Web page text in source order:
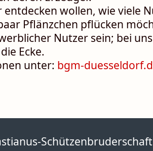
wollen, wie viele
Pflänzchen pflücken
Nutzer sein; bei
Ecke.
unter: bgm-